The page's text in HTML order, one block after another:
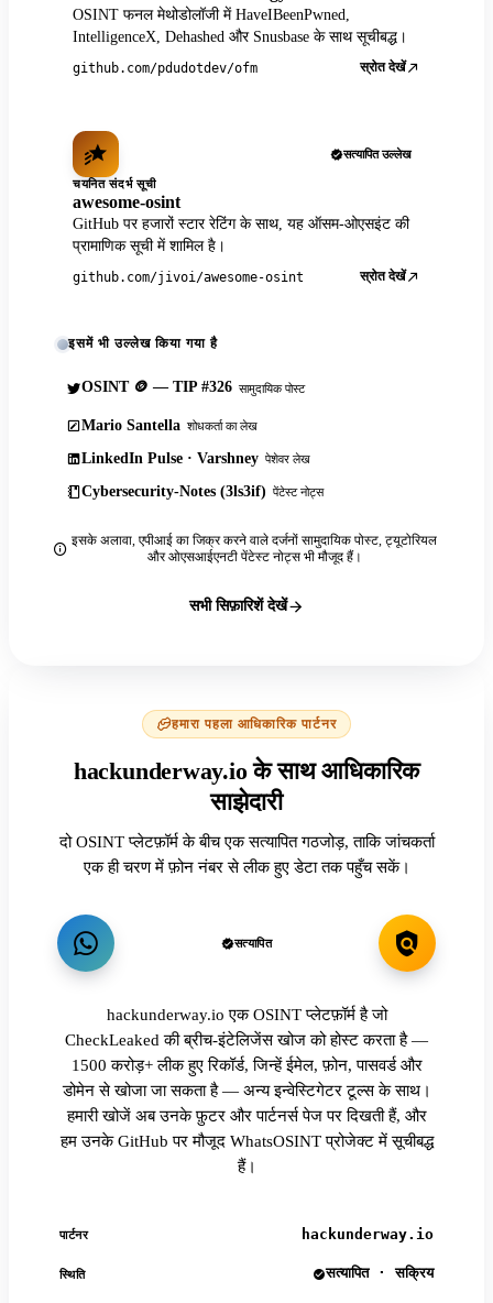
OSINT फनल मेथोडोलॉजी में HaveIBeenPwned,
IntelligenceX, Dehashed और Snusbase के साथ सूचीबद्ध।
github.com/pdudotdev/ofm स्रोत देखें
सत्यापित उल्लेख
चयनित संदर्भ सूची
awesome-osint
GitHub पर हजारों स्टार रेटिंग के साथ, यह ऑसम-ओएसइंट की
प्रामाणिक सूची में शामिल है।
github.com/jivoi/awesome-osint स्रोत देखें
इसमें भी उल्लेख किया गया है
OSINT 🪙 — TIP #326 सामुदायिक पोस्ट
Mario Santella शोधकर्ता का लेख
LinkedIn Pulse · Varshney पेशेवर लेख
Cybersecurity-Notes (3ls3if) पेंटेस्ट नोट्स
इसके अलावा, एपीआई का जिक्र करने वाले दर्जनों सामुदायिक पोस्ट, ट्यूटोरियल
और ओएसआईएनटी पेंटेस्ट नोट्स भी मौजूद हैं।
सभी सिफ़ारिशें देखें
हमारा पहला आधिकारिक पार्टनर
hackunderway.io के साथ आधिकारिक
साझेदारी
दो OSINT प्लेटफ़ॉर्म के बीच एक सत्यापित गठजोड़, ताकि जांचकर्ता
एक ही चरण में फ़ोन नंबर से लीक हुए डेटा तक पहुँच सकें।
सत्यापित
hackunderway.io एक OSINT प्लेटफ़ॉर्म है जो
CheckLeaked की ब्रीच-इंटेलिजेंस खोज को होस्ट करता है —
1500 करोड़+ लीक हुए रिकॉर्ड, जिन्हें ईमेल, फ़ोन, पासवर्ड और
डोमेन से खोजा जा सकता है — अन्य इन्वेस्टिगेटर टूल्स के साथ।
हमारी खोजें अब उनके फ़ुटर और पार्टनर्स पेज पर दिखती हैं, और
हम उनके GitHub पर मौजूद WhatsOSINT प्रोजेक्ट में सूचीबद्ध
हैं।
पार्टनर hackunderway.io
स्थिति सत्यापित · सक्रिय